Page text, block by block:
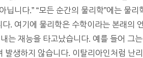
니다.” “모든 순간의 물리학”에는 물
. 여기에 물리학은 수학이라는 본래의
재능을 타고났습니다. 예를 들어 그
생하지 않습니다. 이탈리아인처럼 난